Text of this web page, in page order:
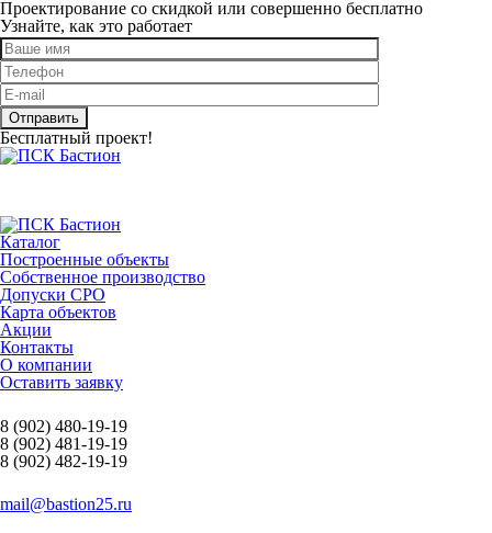
Проектирование со скидкой или совершенно бесплатно
Узнайте, как это работает
Оставьте
это
поле
пустым.
Бесплатный проект!
Каталог
Построенные объекты
Собственное производство
Допуски СРО
Карта объектов
Акции
Контакты
О компании
Оставить заявку
8 (902) 480-19-19
8 (902) 481-19-19
8 (902) 482-19-19
mail@bastion25.ru